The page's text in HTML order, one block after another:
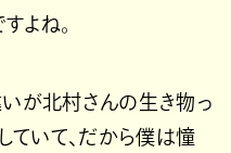
よね。
いが北村さんの生き物っ
ていて、だから僕は憧